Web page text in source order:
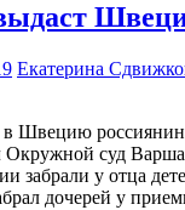
Екатерина
Швецию
Окружной суд
забрали у отца
дочерей у